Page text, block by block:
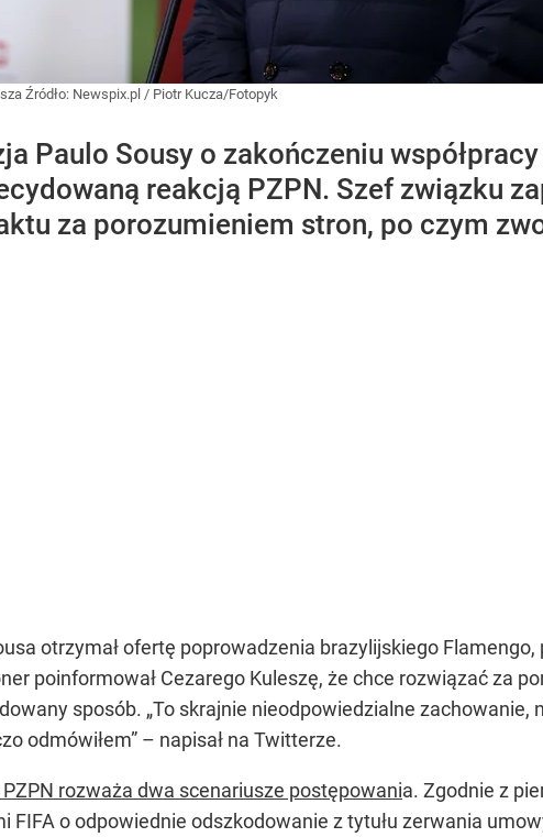
Źródło: Newspix.pl / Piotr Kucza/Fotopyk
Paulo Sousy o zakończeniu
reakcją PZPN. Szef związku
za porozumieniem stron, po czym
otrzymał ofertę poprowadzenia brazylijskiego
poinformował Cezarego Kuleszę, że chce rozwiązać za
sposób. „To skrajnie nieodpowiedzialne
odmówiłem” – napisał na Twitterze.
PZPN rozważa dwa scenariusze postępowania. Zgodnie z
FIFA o odpowiednie odszkodowanie z tytułu zerwania